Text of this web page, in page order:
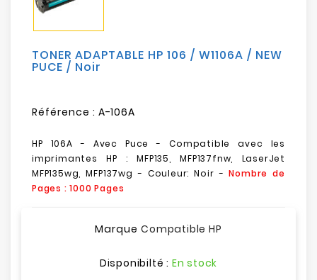
Mobilités
TONER ADAPTABLE HP 106 / W1106A / NEW
PUCE / Noir
Référence : A-106A
HP 106A - Avec Puce - Compatible avec les
imprimantes HP : MFP135, MFP137fnw, LaserJet
MFP135wg, MFP137wg - Couleur: Noir -Nombre de
Pages : 1000 Pages
Marque Compatible HP
Disponibilté : En stock